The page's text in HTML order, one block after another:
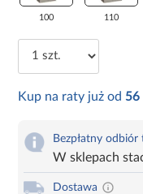
100 110
Kup na raty już od 56
Bezpłatny odbiór
W sklepach
Dostawa